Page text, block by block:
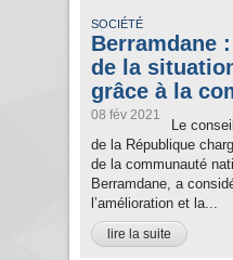
SOCIÉTÉ
Berramdane
de la
grâce à la
08 fév 2021
Le
de la République
de la communauté
Berramdane, a
l’amélioration et la...
lire la suite